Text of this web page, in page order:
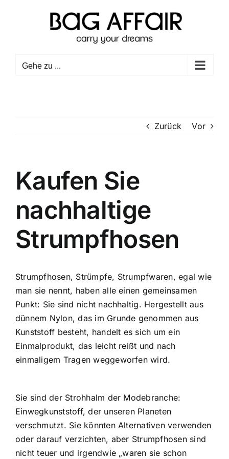
Gehe zu ...
Zurück Vor
Kaufen Sie
nachhaltige
Strumpfhosen
Strumpfhosen, Strümpfe, Strumpfwaren, egal wie
man sie nennt, haben alle einen gemeinsamen
Punkt: Sie sind nicht nachhaltig. Hergestellt aus
dünnem Nylon, das im Grunde genommen aus
Kunststoff besteht, handelt es sich um ein
Einmalprodukt, das leicht reißt und nach
einmaligem Tragen weggeworfen wird.
Sie sind der Strohhalm der Modebranche:
Einwegkunststoff, der unseren Planeten
verschmutzt. Sie könnten Alternativen verwenden
oder darauf verzichten, aber Strumpfhosen sind
nicht teuer und irgendwie „waren sie schon